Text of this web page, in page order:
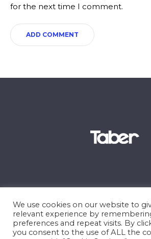
for the next time I comment.
We use cookies on our website to
relevant experience by
preferences and repeat visits. By
you consent to the use of ALL the